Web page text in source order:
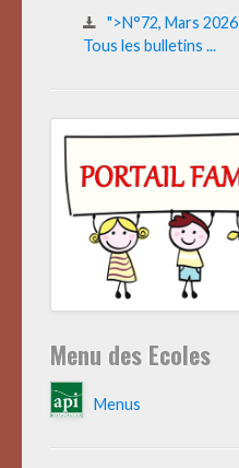
">N°72, Mars 2026
Tous les bulletins ...
Menu des Ecoles
Menus